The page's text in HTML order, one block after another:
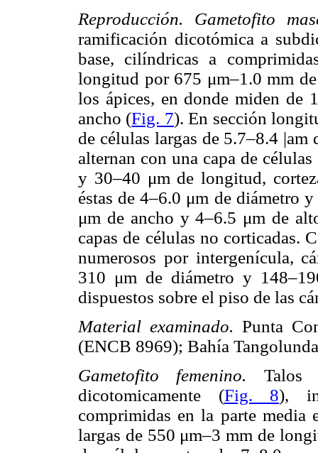
Reproducción. Gametofito
ramificación dicotómica a
base, cilíndricas a
longitud por 675 μm–1.0 mm
los ápices, en donde miden de
ancho (Fig. 7). En sección
de células largas de 5.7–8.4
alternan con una capa de
y 30–40 μm de longitud,
éstas de 4–6.0 μm de diámetro
μm de ancho y 4–6.5 μm de
capas de células no corticadas.
numerosos por intergenícula,
310 μm de diámetro y
dispuestos sobre el piso de las
Material examinado. Punta
(ENCB 8969); Bahía
Gametofito femenino.
dicotomicamente (Fig. 8),
comprimidas en la parte media
largas de 550 μm–3 mm de